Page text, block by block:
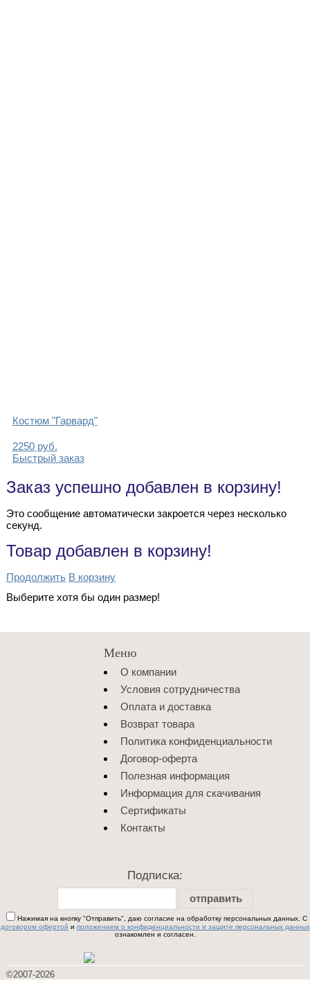
Костюм "Гарвард"
2250руб.
Быстрый заказ
Заказ успешно добавлен в корзину!
Это сообщение автоматически закроется через несколько
секунд.
Товар добавлен в корзину!
Продолжить В корзину
Выберите хотя бы один размер!
Меню
О компании
Условия сотрудничества
Оплата и доставка
Возврат товара
Политика конфиденциальности
Договор-оферта
Полезная информация
Информация для скачивания
Сертификаты
Контакты
Подписка:
отправить
Нажимая на кнопку "Отправить", даю согласие на обработку персональных данных. С
договором офертой и положением о конфиденциальности и защите персональных данных
ознакомлен и согласен.
©2007-2026